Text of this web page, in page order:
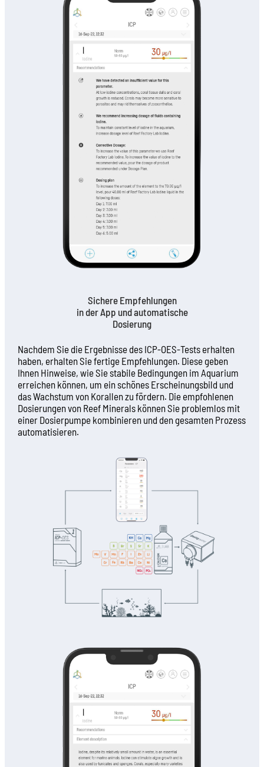
Sichere Empfehlungen
in der App und automatische
Dosierung
Nachdem Sie die Ergebnisse des ICP-OES-Tests erhalten
haben, erhalten Sie fertige Empfehlungen. Diese geben
Ihnen Hinweise, wie Sie stabile Bedingungen im Aquarium
erreichen können, um ein schönes Erscheinungsbild und
das Wachstum von Korallen zu fördern. Die empfohlenen
Dosierungen von Reef Minerals können Sie problemlos mit
einer Dosierpumpe kombinieren und den gesamten Prozess
automatisieren.